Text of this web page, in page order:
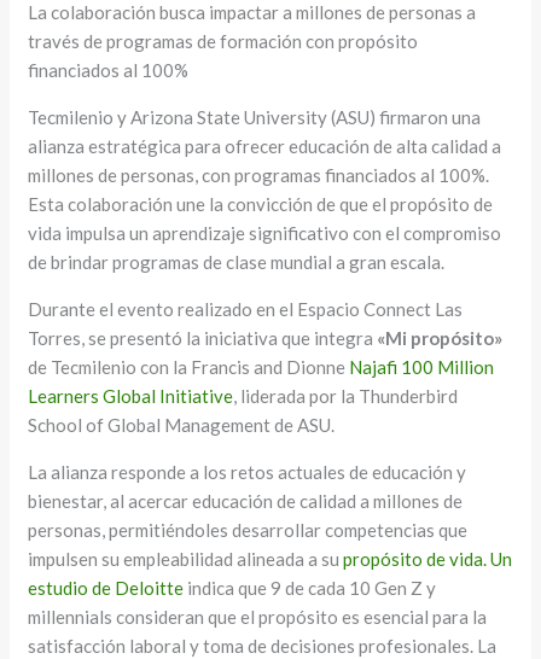
La colaboración busca impactar a millones de personas a
través de programas de formación con propósito
financiados al 100%
Tecmilenio y Arizona State University (ASU) firmaron una
alianza estratégica para ofrecer educación de alta calidad a
millones de personas, con programas financiados al 100%.
Esta colaboración une la convicción de que el propósito de
vida impulsa un aprendizaje significativo con el compromiso
de brindar programas de clase mundial a gran escala.
Durante el evento realizado en el Espacio Connect Las
Torres, se presentó la iniciativa que integra «Mi propósito»
de Tecmilenio con la Francis and Dionne Najafi 100 Million
Learners Global Initiative, liderada por la Thunderbird
School of Global Management de ASU.
La alianza responde a los retos actuales de educación y
bienestar, al acercar educación de calidad a millones de
personas, permitiéndoles desarrollar competencias que
impulsen su empleabilidad alineada a supropósito de vida.Un
estudio de Deloitte indica que 9 de cada 10 Gen Z y
millennials consideran que el propósito es esencial para la
satisfacción laboral y toma de decisiones profesionales. La